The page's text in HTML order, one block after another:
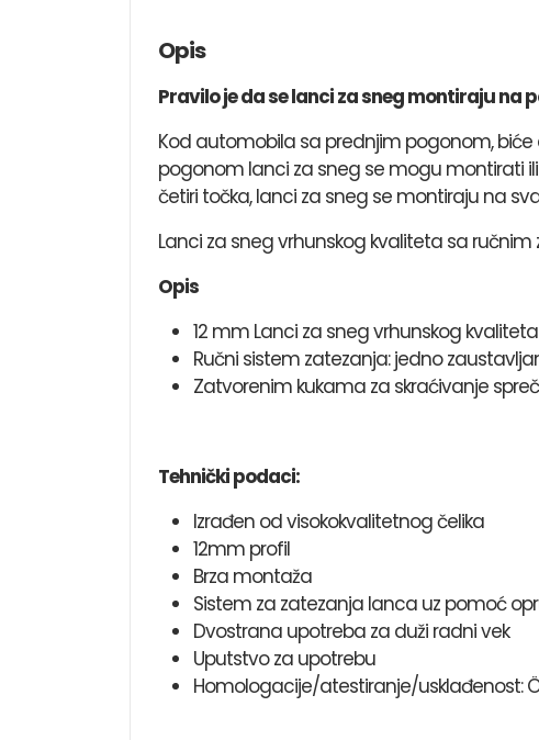
Opis
Pravilo je da se lanci za sneg montiraju na
Kod automobila sa prednjim pogonom,
pogonom lanci za sneg se mogu montirati
četiri točka, lanci za sneg se montiraju na
Lanci za sneg vrhunskog kvaliteta sa ručnim
Opis
12 mm Lanci za sneg vrhunskog
Ručni sistem zatezanja: jedno
Zatvorenim kukama za skraćivanje
Tehnički podaci:
Izrađen od visokokvalitetnog čelika
12mm profil
Brza montaža
Sistem za zatezanja lanca uz pomoć
Dvostrana upotreba za duži radni vek
Uputstvo za upotrebu
Homologacije/atestiranje/usklađenost: Ö-